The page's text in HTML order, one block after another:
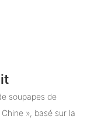
soupapes de
», basé sur la